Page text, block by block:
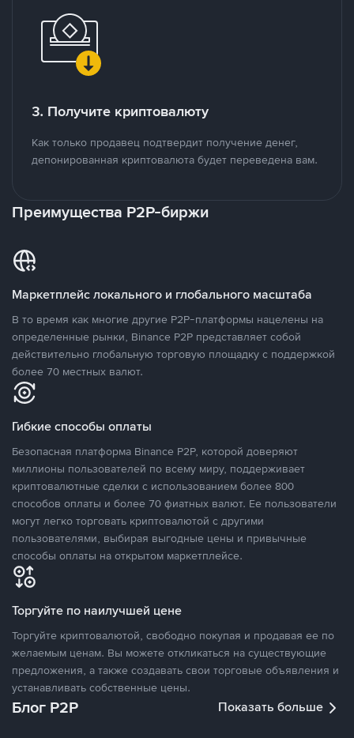
3. Получите криптовалюту
Как только продавец подтвердит получение денег,
депонированная криптовалюта будет переведена вам.
Преимущества P2P-биржи
Маркетплейс локального и глобального масштаба
В то время как многие другие P2P-платформы нацелены на
определенные рынки, Binance P2P представляет собой
действительно глобальную торговую площадку с поддержкой
более 70 местных валют.
Гибкие способы оплаты
Безопасная платформа Binance P2P, которой доверяют
миллионы пользователей по всему миру, поддерживает
криптовалютные сделки с использованием более 800
способов оплаты и более 70 фиатных валют. Ее пользователи
могут легко торговать криптовалютой с другими
пользователями, выбирая выгодные цены и привычные
способы оплаты на открытом маркетплейсе.
Торгуйте по наилучшей цене
Торгуйте криптовалютой, свободно покупая и продавая ее по
желаемым ценам. Вы можете откликаться на существующие
предложения, а также создавать свои торговые объявления и
устанавливать собственные цены.
Блог P2P Показать больше